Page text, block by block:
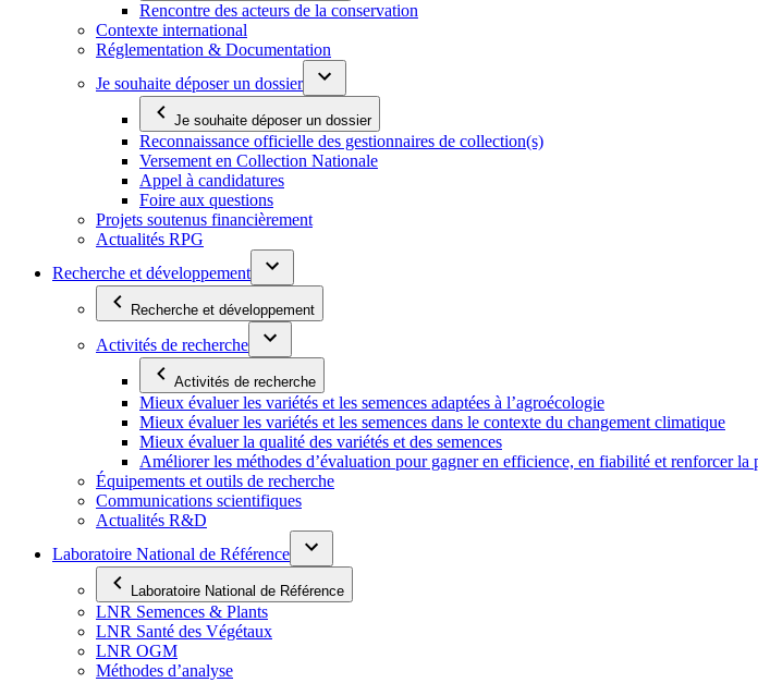
Rencontre des acteurs de la conservation
Contexte international
Réglementation & Documentation
Je souhaite déposer un dossier
Je souhaite déposer un dossier
Reconnaissance officielle des gestionnaires de collection(s)
Versement en Collection Nationale
Appel à candidatures
Foire aux questions
Projets soutenus financièrement
Actualités RPG
Recherche et développement
Recherche et développement
Activités de recherche
Activités de recherche
Mieux évaluer les variétés et les semences adaptées à l’agroécologie
Mieux évaluer les variétés et les semences dans le contexte du changement climatique
Mieux évaluer la qualité des variétés et des semences
Améliorer les méthodes d’évaluation pour gagner en efficience, en fiabilité et renforcer la
Équipements et outils de recherche
Communications scientifiques
Actualités R&D
Laboratoire National de Référence
Laboratoire National de Référence
LNR Semences & Plants
LNR Santé des Végétaux
LNR OGM
Méthodes d’analyse